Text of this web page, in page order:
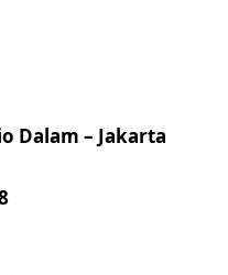
Dalam – Jakarta